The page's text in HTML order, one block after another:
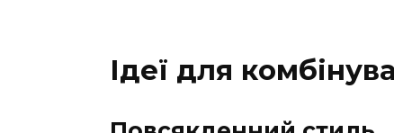
Ідеї для